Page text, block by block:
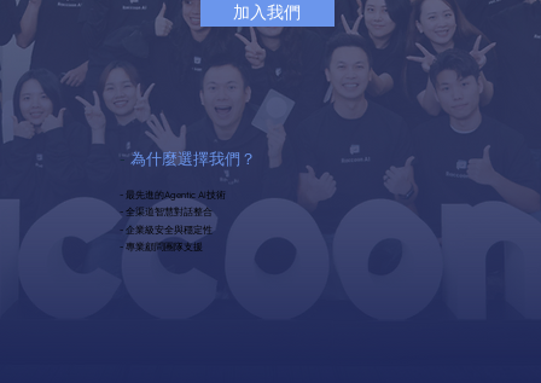
加入我們
-為什麼選擇我們？
- 最先進的Agentic AI技術
- 全渠道智慧對話整合
- 企業級安全與穩定性
- 專業顧問團隊支援